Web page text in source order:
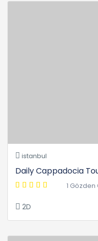
istanbul
Daily Cappadocia
1
2D